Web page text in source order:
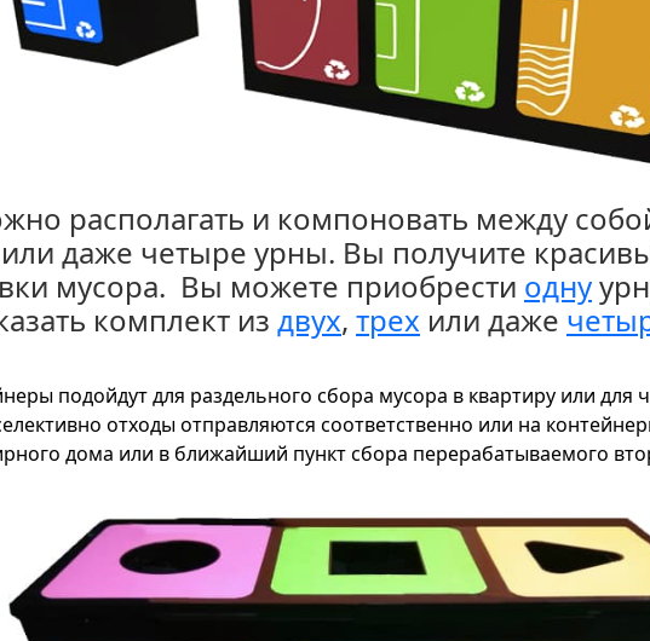
располагать и компоновать между
даже четыре урны. Вы получите
мусора. Вы можете приобрести одну
комплект из двух, трех или даже
подойдут для раздельного сбора мусора в квартиру или для
отходы отправляются соответственно или на
дома или в ближайший пункт сбора перерабатываемого